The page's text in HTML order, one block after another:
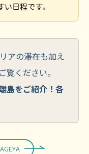
日程です。
アの滞在も加え
覧ください。
島をご紹介！各